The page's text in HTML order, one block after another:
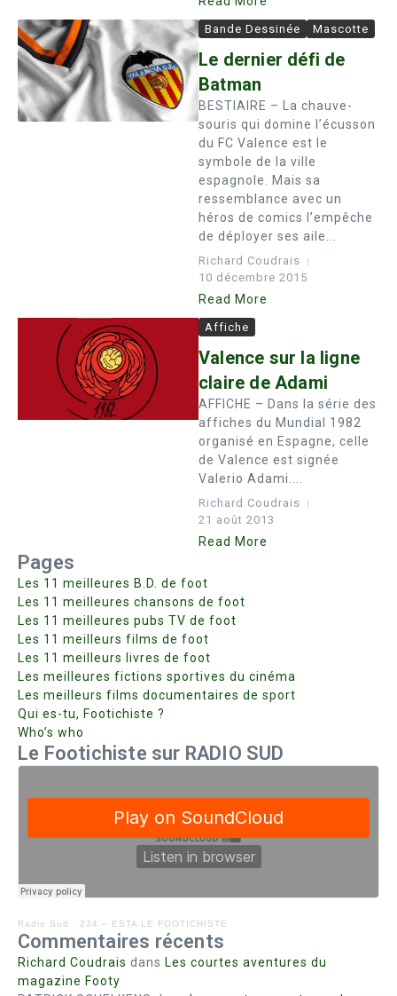
Bande Dessinée Mascotte
Le dernier défi de
Batman
BESTIAIRE – La chauve-
souris qui domine l’écusson
du FC Valence est le
symbole de la ville
espagnole. Mais sa
ressemblance avec un
héros de comics l’empêche
de déployer ses aile...
Richard Coudrais
10 décembre 2015
Read More
Affiche
Valence sur la ligne
claire de Adami
AFFICHE – Dans la série des
affiches du Mundial 1982
organisé en Espagne, celle
de Valence est signée
Valerio Adami....
Richard Coudrais
21 août 2013
Read More
Pages
Les 11 meilleures B.D. de foot
Les 11 meilleures chansons de foot
Les 11 meilleures pubs TV de foot
Les 11 meilleurs films de foot
Les 11 meilleurs livres de foot
Les meilleures fictions sportives du cinéma
Les meilleurs films documentaires de sport
Qui es-tu, Footichiste ?
Who’s who
Le Footichiste sur RADIO SUD
Radio Sud · 234 – ESTA LE FOOTICHISTE
Commentaires récents
Richard Coudrais dans Les courtes aventures du
magazine Footy